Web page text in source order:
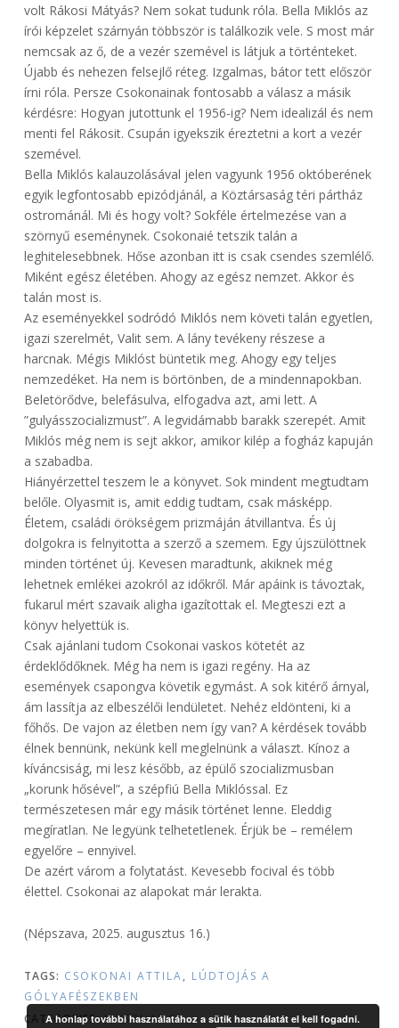
volt Rákosi Mátyás? Nem sokat tudunk róla. Bella Miklós az
írói képzelet szárnyán többször is találkozik vele. S most már
nemcsak az ő, de a vezér szemével is látjuk a történteket.
Újabb és nehezen felsejlő réteg. Izgalmas, bátor tett először
írni róla. Persze Csokonainak fontosabb a válasz a másik
kérdésre: Hogyan jutottunk el 1956-ig? Nem idealizál és nem
menti fel Rákosit. Csupán igyekszik éreztetni a kort a vezér
szemével.
Bella Miklós kalauzolásával jelen vagyunk 1956 októberének
egyik legfontosabb epizódjánál, a Köztársaság téri pártház
ostrománál. Mi és hogy volt? Sokféle értelmezése van a
szörnyű eseménynek. Csokonaié tetszik talán a
leghitelesebbnek. Hőse azonban itt is csak csendes szemlélő.
Miként egész életében. Ahogy az egész nemzet. Akkor és
talán most is.
Az eseményekkel sodródó Miklós nem követi talán egyetlen,
igazi szerelmét, Valit sem. A lány tevékeny részese a
harcnak. Mégis Miklóst büntetik meg. Ahogy egy teljes
nemzedéket. Ha nem is börtönben, de a mindennapokban.
Beletörődve, belefásulva, elfogadva azt, ami lett. A
”gulyásszocializmust”. A legvidámabb barakk szerepét. Amit
Miklós még nem is sejt akkor, amikor kilép a fogház kapuján
a szabadba.
Hiányérzettel teszem le a könyvet. Sok mindent megtudtam
belőle. Olyasmit is, amit eddig tudtam, csak másképp.
Életem, családi örökségem prizmáján átvillantva. És új
dolgokra is felnyitotta a szerző a szemem. Egy újszülöttnek
minden történet új. Kevesen maradtunk, akiknek még
lehetnek emlékei azokról az időkről. Már apáink is távoztak,
fukarul mért szavaik aligha igazítottak el. Megteszi ezt a
könyv helyettük is.
Csak ajánlani tudom Csokonai vaskos kötetét az
érdeklődőknek. Még ha nem is igazi regény. Ha az
események csapongva követik egymást. A sok kitérő árnyal,
ám lassítja az elbeszélői lendületet. Nehéz eldönteni, ki a
főhős. De vajon az életben nem így van? A kérdések tovább
élnek bennünk, nekünk kell meglelnünk a választ. Kínoz a
kíváncsiság, mi lesz később, az épülő szocializmusban
„korunk hősével”, a szépfiú Bella Miklóssal. Ez
természetesen már egy másik történet lenne. Eleddig
megíratlan. Ne legyünk telhetetlenek. Érjük be – remélem
egyelőre – ennyivel.
De azért várom a folytatást. Kevesebb focival és több
élettel. Csokonai az alapokat már lerakta.
(Népszava, 2025. augusztus 16.)
TAGS: CSOKONAI ATTILA, LÚDTOJÁS A
GÓLYAFÉSZEKBEN
CATEGORIES: VISSZHANG
A honlap további használatához a sütik használatát el kell fogadni.